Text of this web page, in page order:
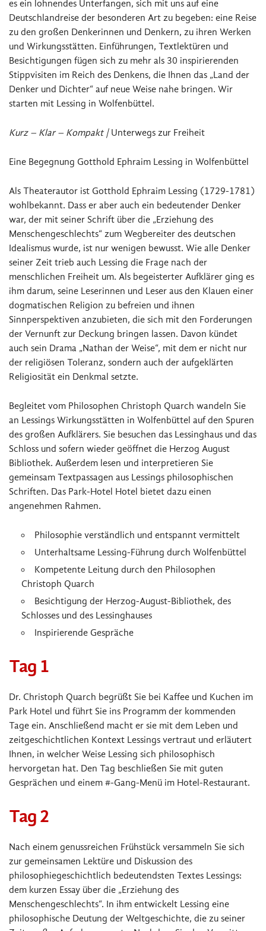
es ein lohnendes Unterfangen, sich mit uns auf eine
Deutschlandreise der besonderen Art zu begeben: eine Reise
zu den großen Denkerinnen und Denkern, zu ihren Werken
und Wirkungsstätten. Einführungen, Textlektüren und
Besichtigungen fügen sich zu mehr als 30 inspirierenden
Stippvisiten im Reich des Denkens, die Ihnen das „Land der
Denker und Dichter“ auf neue Weise nahe bringen. Wir
starten mit Lessing in Wolfenbüttel.
Kurz – Klar – Kompakt | Unterwegs zur Freiheit
Eine Begegnung Gotthold Ephraim Lessing in Wolfenbüttel
Als Theaterautor ist Gotthold Ephraim Lessing (1729-1781)
wohlbekannt. Dass er aber auch ein bedeutender Denker
war, der mit seiner Schrift über die „Erziehung des
Menschengeschlechts“ zum Wegbereiter des deutschen
Idealismus wurde, ist nur wenigen bewusst. Wie alle Denker
seiner Zeit trieb auch Lessing die Frage nach der
menschlichen Freiheit um. Als begeisterter Aufklärer ging es
ihm darum, seine Leserinnen und Leser aus den Klauen einer
dogmatischen Religion zu befreien und ihnen
Sinnperspektiven anzubieten, die sich mit den Forderungen
der Vernunft zur Deckung bringen lassen. Davon kündet
auch sein Drama „Nathan der Weise“, mit dem er nicht nur
der religiösen Toleranz, sondern auch der aufgeklärten
Religiosität ein Denkmal setzte.
Begleitet vom Philosophen Christoph Quarch wandeln Sie
an Lessings Wirkungsstätten in Wolfenbüttel auf den Spuren
des großen Aufklärers. Sie besuchen das Lessinghaus und das
Schloss und sofern wieder geöffnet die Herzog August
Bibliothek. Außerdem lesen und interpretieren Sie
gemeinsam Textpassagen aus Lessings philosophischen
Schriften. Das Park-Hotel Hotel bietet dazu einen
angenehmen Rahmen.
Philosophie verständlich und entspannt vermittelt
Unterhaltsame Lessing-Führung durch Wolfenbüttel
Kompetente Leitung durch den Philosophen
Christoph Quarch
Besichtigung der Herzog-August-Bibliothek, des
Schlosses und des Lessinghauses
Inspirierende Gespräche
Tag 1
Dr. Christoph Quarch begrüßt Sie bei Kaffee und Kuchen im
Park Hotel und führt Sie ins Programm der kommenden
Tage ein. Anschließend macht er sie mit dem Leben und
zeitgeschichtlichen Kontext Lessings vertraut und erläutert
Ihnen, in welcher Weise Lessing sich philosophisch
hervorgetan hat. Den Tag beschließen Sie mit guten
Gesprächen und einem #-Gang-Menü im Hotel-Restaurant.
Tag 2
Nach einem genussreichen Frühstück versammeln Sie sich
zur gemeinsamen Lektüre und Diskussion des
philosophiegeschichtlich bedeutendsten Textes Lessings:
dem kurzen Essay über die „Erziehung des
Menschengeschlechts“. In ihm entwickelt Lessing eine
philosophische Deutung der Weltgeschichte, die zu seiner